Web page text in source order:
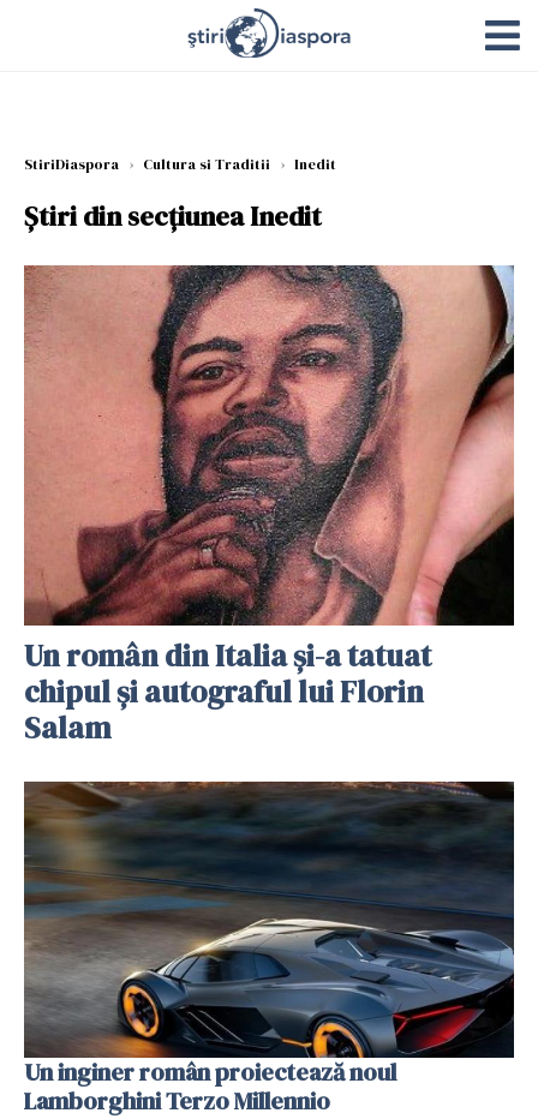
StiriDiaspora › Cultura si Traditii › Inedit
Știri din secțiunea Inedit
Un român din Italia și-a tatuat
chipul și autograful lui Florin
Salam
Un inginer român proiectează noul
Lamborghini Terzo Millennio